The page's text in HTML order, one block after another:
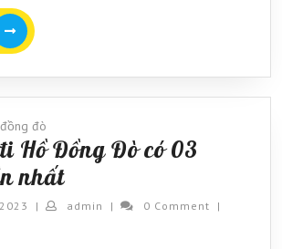
Đồng
Đọc
tiếp
Hồ Đồng Đò có 03
nhấtXe
buýt
| admin admin
| 0 Comment
|